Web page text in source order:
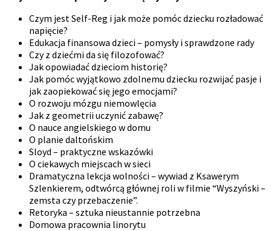
Czym jest Self-Reg i jak może pomóc dziecku rozładować
napięcie?
Edukacja finansowa dzieci – pomysły i sprawdzone rady
Czy z dziećmi da się filozofować?
Jak opowiadać dzieciom historię?
Jak pomóc wyjątkowo zdolnemu dziecku rozwijać pasje i
jak zaopiekować się jego emocjami?
O rozwoju mózgu niemowlęcia
Jak z geometrii uczynić zabawę?
O nauce angielskiego w domu
O planie daltońskim
Sloyd – praktyczne wskazówki
O ciekawych miejscach w sieci
Dramatyczna lekcja wolności – wywiad z Ksawerym
Szlenkierem, odtwórcą głównej roli w filmie “Wyszyński –
zemsta czy przebaczenie”.
Retoryka – sztuka nieustannie potrzebna
Domowa pracownia linorytu